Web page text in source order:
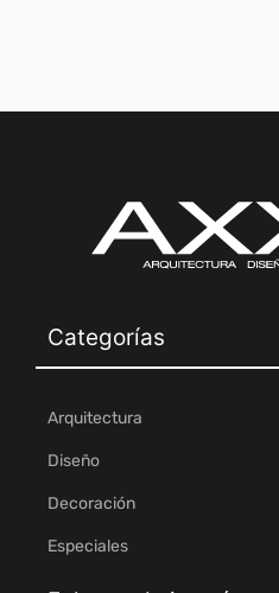
Categorías
Arquitectura
Diseño
Decoración
Especiales